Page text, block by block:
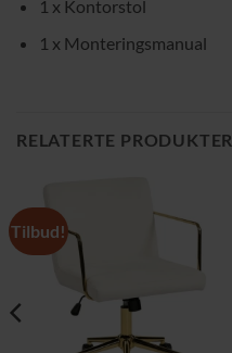
1 x Kontorstol
1 x Monteringsmanual
RELATERTE PRODUKTER
Tilbud!